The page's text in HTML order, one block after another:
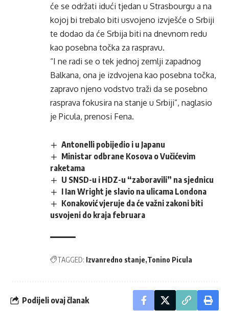
će se održati idući tjedan u Strasbourgu a na
kojoj bi trebalo biti usvojeno izvješće o Srbiji
te dodao da će Srbija biti na dnevnom redu
kao posebna točka za raspravu.
“I ne radi se o tek jednoj zemlji zapadnog
Balkana, ona je izdvojena kao posebna točka,
zapravo njeno vodstvo traži da se posebno
rasprava fokusira na stanje u Srbiji”, naglasio
je Picula, prenosi Fena.
Antonelli pobijedio i u Japanu
Ministar odbrane Kosova o Vučićevim
raketama
U SNSD-u i HDZ-u “zaboravili” na sjednicu
I Ian Wright je slavio na ulicama Londona
Konaković vjeruje da će važni zakoni biti
usvojeni do kraja februara
TAGGED: Izvanredno stanje Tonino Picula
Podijeli ovaj članak